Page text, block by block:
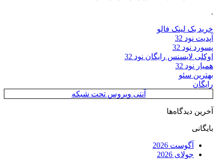
.
خرید بک لینک فالو
آپدیت نود 32
پسورد نود 32
اوکلی لایسنس رایگان نود 32
همیار نود 32
بهترین سئو
رایگان
آنتی ویروس تحت شبکه
آخرین دیدگاه‌ها
بایگانی
آگوست 2026
جولای 2026